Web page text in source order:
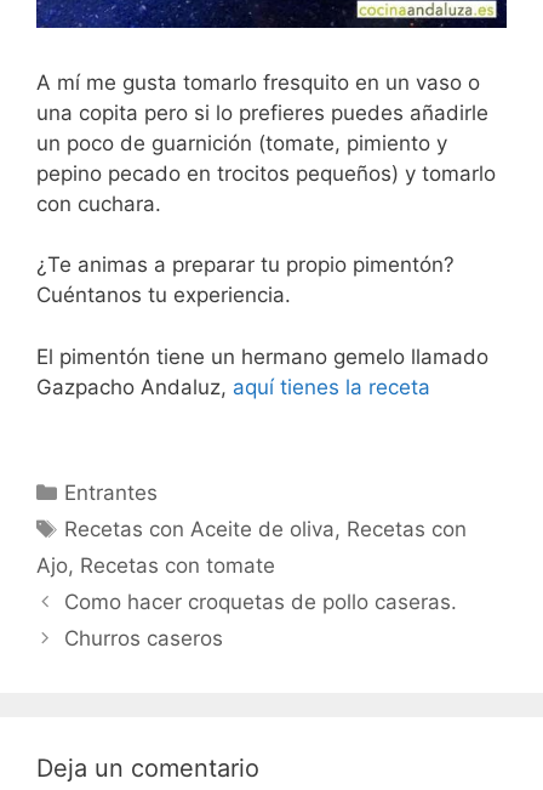
A mí me gusta tomarlo fresquito en un vaso o
una copita pero si lo prefieres puedes añadirle
un poco de guarnición (tomate, pimiento y
pepino pecado en trocitos pequeños) y tomarlo
con cuchara.
¿Te animas a preparar tu propio pimentón?
Cuéntanos tu experiencia.
El pimentón tiene un hermano gemelo llamado
Gazpacho Andaluz, aquí tienes la receta
Categorías
Entrantes
Etiquetas
Recetas con Aceite de oliva, Recetas con
Ajo, Recetas con tomate
Como hacer croquetas de pollo caseras.
Churros caseros
Deja un comentario